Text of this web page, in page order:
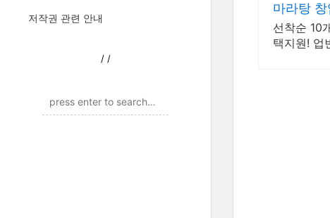
저작권 관련 안내
/ /
선착순 10
택지원! 업